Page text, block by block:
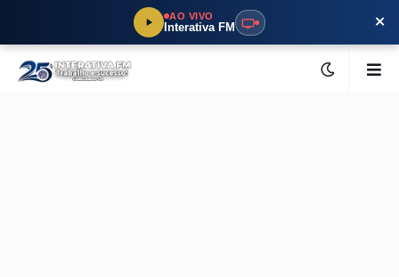
AO VIVO
Interativa FM ×